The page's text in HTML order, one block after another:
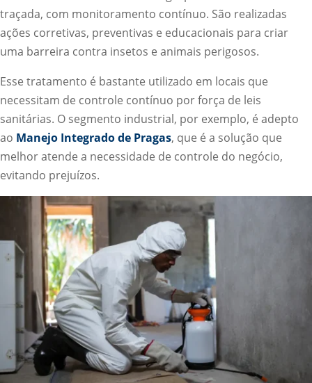
traçada, com monitoramento contínuo. São realizadas
ações corretivas, preventivas e educacionais para criar
uma barreira contra insetos e animais perigosos.
Esse tratamento é bastante utilizado em locais que
necessitam de controle contínuo por força de leis
sanitárias. O segmento industrial, por exemplo, é adepto
ao Manejo Integrado de Pragas, que é a solução que
melhor atende a necessidade de controle do negócio,
evitando prejuízos.